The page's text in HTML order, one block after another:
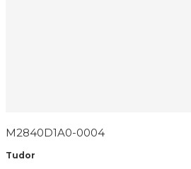
M2840D1A0-0004
Tudor